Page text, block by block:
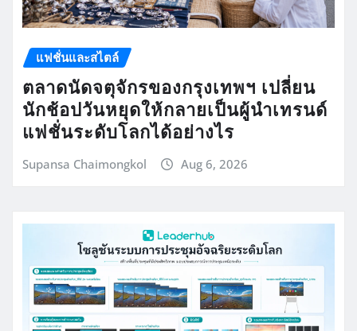
แฟชั่นและสไตล์
ตลาดนัดจตุจักรของกรุงเทพฯ เปลี่ยน
นักช้อปวันหยุดให้กลายเป็นผู้นำเทรนด์
แฟชั่นระดับโลกได้อย่างไร
Supansa Chaimongkol Aug 6, 2026